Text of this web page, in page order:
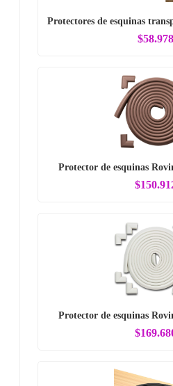
Protectores de esquinas
$58.978
Protector de esquinas
Protector de esquinas